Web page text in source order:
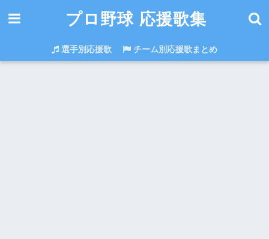
プロ野球 応援歌集
選手別応援歌 チーム別応援歌まとめ